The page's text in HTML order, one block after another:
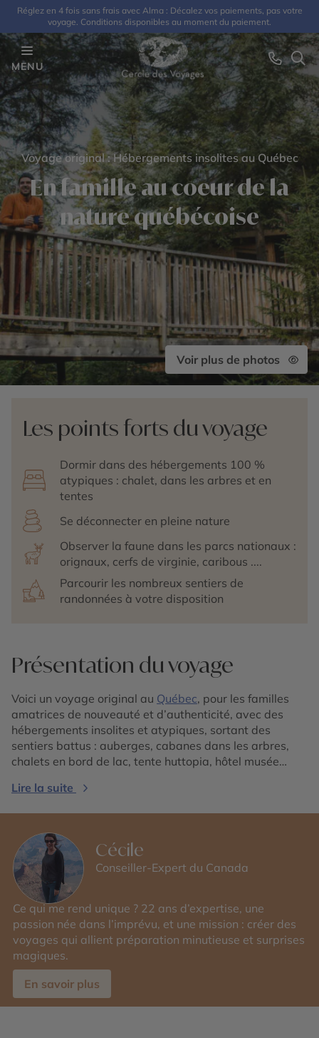
Réglez en 4 fois sans frais avec Alma : Décalez vos paiements, pas votre
voyage. Conditions disponibles au moment du paiement.
MENU
Voyage original : Hébergements insolites au Québec
En famille au coeur de la
nature québécoise
Voir plus de photos
Les points forts du voyage
Dormir dans des hébergements 100 %
atypiques : chalet, dans les arbres et en
tentes
Se déconnecter en pleine nature
Observer la faune dans les parcs nationaux :
orignaux, cerfs de virginie, caribous ....
Parcourir les nombreux sentiers de
randonnées à votre disposition
Présentation du voyage
Voici un voyage original au Québec, pour les familles
amatrices de nouveauté et d’authenticité, avec des
hébergements insolites et atypiques, sortant des
sentiers battus : auberges, cabanes dans les arbres,
chalets en bord de lac, tente huttopia, hôtel musée…
Lire la suite
Cécile
Conseiller-Expert du Canada
Ce qui me rend unique ? 22 ans d’expertise, une
passion née dans l’imprévu, et une mission : créer des
voyages qui allient préparation minutieuse et surprises
magiques.
En savoir plus